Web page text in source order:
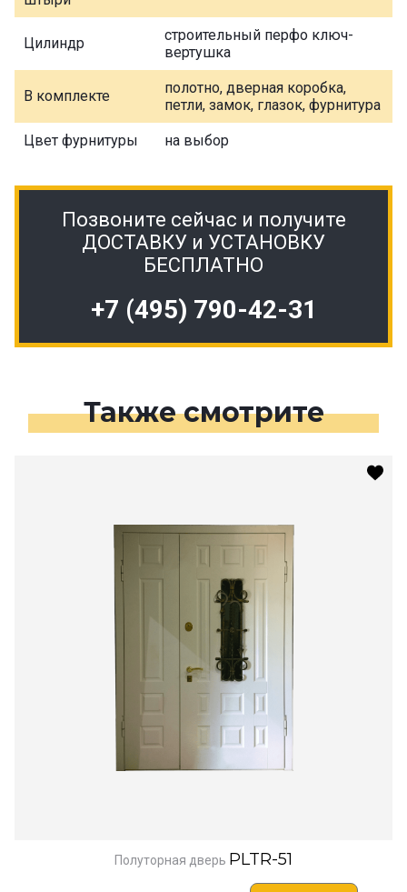
Цилиндр
строительный перфо ключ-
вертушка
В комплекте
полотно, дверная коробка,
петли, замок, глазок, фурнитура
Цвет фурнитуры на выбор
Позвоните сейчас и получите
ДОСТАВКУ и УСТАНОВКУ
БЕСПЛАТНО
+7 (495) 790-42-31
Также смотрите
Полуторная дверь PLTR-51